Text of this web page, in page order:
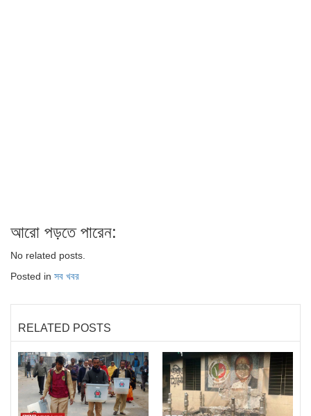
আরো পড়তে পারেন:
No related posts.
Posted in সব খবর
RELATED POSTS